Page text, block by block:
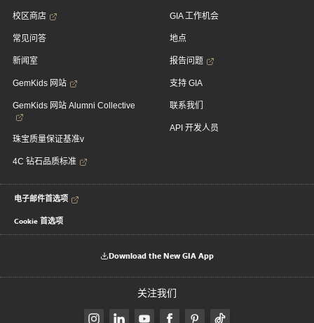
校区商店
常见问答
新闻室
GemKids 网站
GemKids 网站 Alumni Collective
珠宝质量保证基准v
4C 钻石品质标准
GIA 工作机会
地点
报告问题
支持 GIA
联系我们
API 开发人员
电子邮件首选项
Cookie 首选项
Download the New GIA App
关注我们